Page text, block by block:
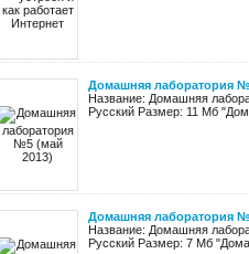
Домашняя лаборатория
Название: Домашняя
Русский Размер: 11 Мб
Домашняя лаборатория
Название: Домашняя
Русский Размер: 7 Мб